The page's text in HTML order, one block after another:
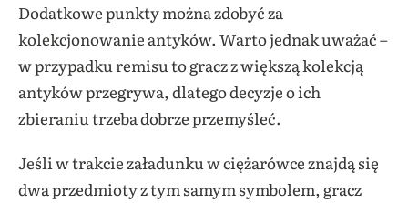
Dodatkowe punkty można zdobyć za
kolekcjonowanie antyków. Warto jednak uważać –
w przypadku remisu to gracz z większą kolekcją
antyków przegrywa, dlatego decyzje o ich
zbieraniu trzeba dobrze przemyśleć.
Jeśli w trakcie załadunku w ciężarówce znajdą się
dwa przedmioty z tym samym symbolem, gracz